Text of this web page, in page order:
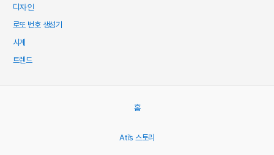
디자인
로또 번호 생성기
시계
트렌드
홈
Ati’s 스토리